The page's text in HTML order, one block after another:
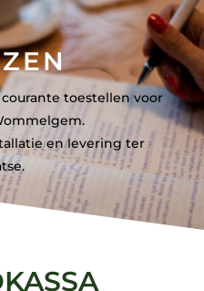
toestellen voor
en levering ter